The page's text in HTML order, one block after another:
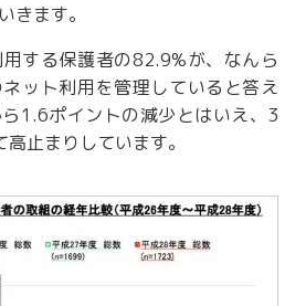
きます。
する保護者の82.9%が、なんら
ット利用を管理していると答え
1.6ポイントの減少とはいえ、3
止まりしています。